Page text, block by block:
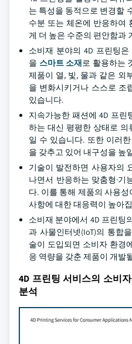
는 특성을 동적으로 변경할
수분 또는 체온에 반응하여
게 더 높은 수준의 편안함과
소비재 분야의 4D 프린팅
을 스마트 소재로 활용하는
제품이 열, 빛, 물과 같은 외
을 변화시키거나 스스로 조
있습니다.
지속가능한 패션에 4D 프
하는 대신 평평한 상태로 의
일 수 있습니다. 또한 이러
을 갖추고 있어 내구성을 높
기술이 발전하면 사용자의
나면서 반응하는 맞춤형·기
다. 이를 통해 제품의 사용
사항에 대한 대응력이 높아
소비재 분야에서 4D 프린팅
과 사물인터넷(IoT)의 통합
술이 도입되면 소비자 환경
응 역량을 갖춘 제품이 개발
4D 프린팅 서비스의 소비
분석